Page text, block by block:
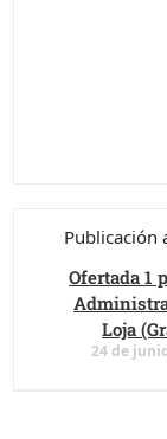
Publicación
Ofertada 1
Loja
24 de